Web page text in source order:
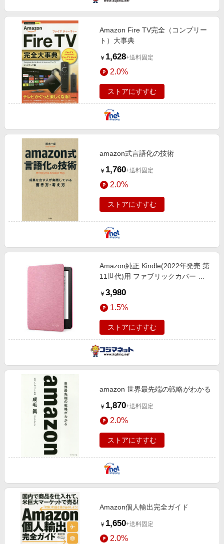
Amazon Fire TV完全（コンプリー
ト）大事典
￥ 1,628+送料固定
2.0%
ストアにすすむ
amazon式言語化の技術
￥ 1,760+送料固定
2.0%
ストアにすすむ
Amazon純正 Kindle(2022年発売 第
11世代)用 ファブリックカバー ピ
￥ 3,980
1.5%
ストアにすすむ
amazon 世界最先端の戦略がわかる
￥ 1,870+送料固定
2.0%
ストアにすすむ
Amazon個人輸出完全ガイド
￥ 1,650+送料固定
2.0%